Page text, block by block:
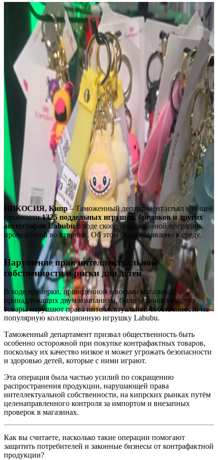
НИКОСИЯ, Кипр– Таможенный департамент изъял в общей
сложности1325 поддельных игрушек, брелоков и других
аксессуаров Labubuв ходе скоординированной операции,
проведённой во вторник. Об этом было объявлено в среду.
Нарушение прав интеллектуальной
собственности и риски для детей
В ходе проверки, проведённой в восьми магазинах,
принадлежащих двум компаниям, было установлено, что
товары нарушают права интеллектуальной собственности на
популярную коллекционную игрушку Labubu.
Таможенный департамент призвал общественность быть
особенно осторожной при покупке контрафактных товаров,
поскольку их качество низкое и может угрожать безопасности
и здоровью детей, которые с ними играют.
Эта операция была частью усилий по сокращению
распространения продукции, нарушающей права
интеллектуальной собственности, на кипрских рынках путём
целенаправленного контроля за импортом и внезапных
проверок в магазинах.
Как вы считаете, насколько такие операции помогают
защитить потребителей и законные бизнесы от контрафактной
продукции?